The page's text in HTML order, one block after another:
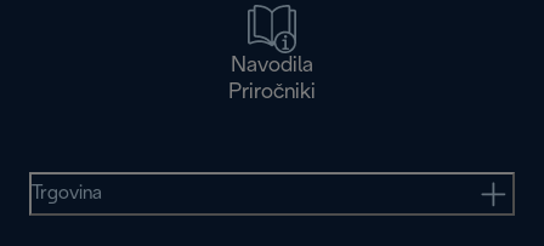
Navodila
Priročniki
Trgovina